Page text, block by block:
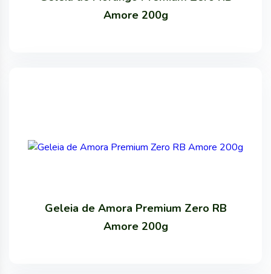
Amore 200g
Geleia de Amora Premium Zero RB
Amore 200g